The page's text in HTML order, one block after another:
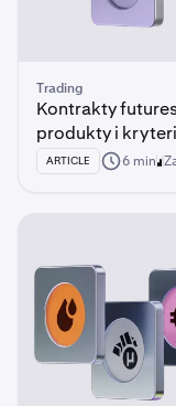
Trading
Kontrakty
produkty i
ARTICLE 6 min